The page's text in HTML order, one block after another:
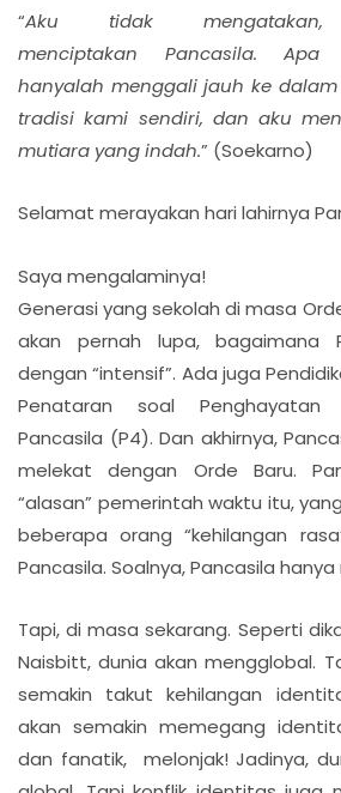
“Aku tidak
menciptakan Pancasila. Apa
hanyalah menggali jauh ke
tradisi kami sendiri, dan aku
mutiara yang indah.” (Soekarno)
Selamat merayakan hari lahirnya
Saya mengalaminya!
Generasi yang sekolah di masa
akan pernah lupa, bagaimana
dengan “intensif”. Ada juga
Penataran soal Penghayatan
Pancasila (P4). Dan akhirnya,
melekat dengan Orde Baru.
“alasan” pemerintah waktu itu,
beberapa orang “kehilangan
Pancasila. Soalnya, Pancasila
Tapi, di masa sekarang. Seperti
Naisbitt, dunia akan mengglobal.
semakin takut kehilangan
akan semakin memegang
dan fanatik, melonjak! Jadinya,